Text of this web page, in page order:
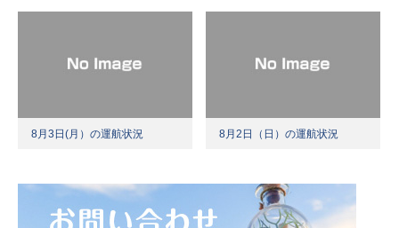
8月3日(月）の運航状況 8月2日（日）の運航状況